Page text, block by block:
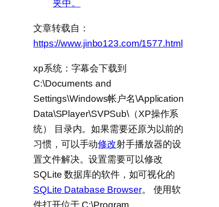
夹中。
文章转载自：
https://www.jinbo123.com/1577.html
xp系统：字幕会下载到
C:\Documents and
Settings\Windows帐户名\Application
Data\SPlayer\SVPSub\（XP操作系
统） 目录内。如果需要还原为以前的
习惯，可以手动修改射手播放器的设
置文件解决。设置需要可以修改
SQLite 数据库的软件，如可视化的
SQLite Database Browser。 使用软